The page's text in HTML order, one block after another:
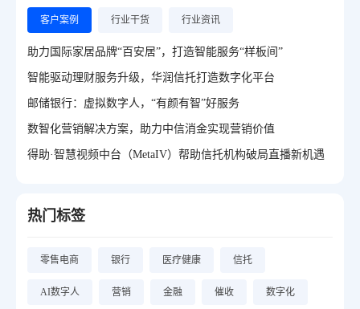
客户案例 行业干货 行业资讯
助力国际家居品牌“百安居”，打造智能服务“样板间”
智能驱动理财服务升级，华润信托打造数字化平台
邮储银行：虚拟数字人，“有颜有智”好服务
数智化营销解决方案，助力中信消金实现营销价值
得助·智慧视频中台（MetaIV）帮助信托机构破局直播新机遇
热门标签
零售电商 银行 医疗健康 信托
AI数字人 营销 金融 催收 数字化